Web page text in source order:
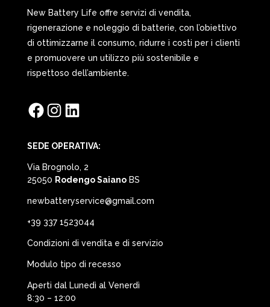
New Battery Life offre servizi di vendita,
rigenerazione e noleggio di batterie, con l’obiettivo
di ottimizzarne il consumo, ridurre i costi per i clienti
e promuovere un utilizzo più sostenibile e
rispettoso dell’ambiente.
FacebookInstagramLinkedIn
SEDE OPERATIVA:
Via Brognolo, 2
25050 Rodengo SaianoBS
newbatteryservice@gmail.com
+39 337 1523044
Condizioni di vendita e di servizio
Modulo tipo di recesso
Aperti dal Lunedì al Venerdì
8:30 – 12:00